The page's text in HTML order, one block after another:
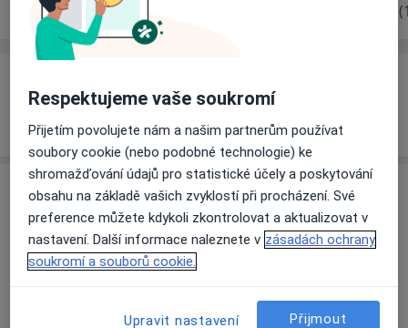
Zkušenosti Názory pacientů
Odborník na:
Gynekologie a porodnictví
Ceník
Informace o službách a cenách nejsou k dispozici
Tento specialista ještě nepřidával žádné informace o
svých službách.
Respektujeme vaše soukromí
Přijetím povolujete nám a našim partnerům používat
soubory cookie (nebo podobné technologie) ke
shromažďování údajů pro statistické účely a poskytování
obsahu na základě vašich zvyklostí při procházení. Své
preference můžete kdykoli zkontrolovat a aktualizovat v
nastavení. Další informace naleznete v zásadách ochrany
soukromí a souborů cookie.
Upravit nastavení Přijmout